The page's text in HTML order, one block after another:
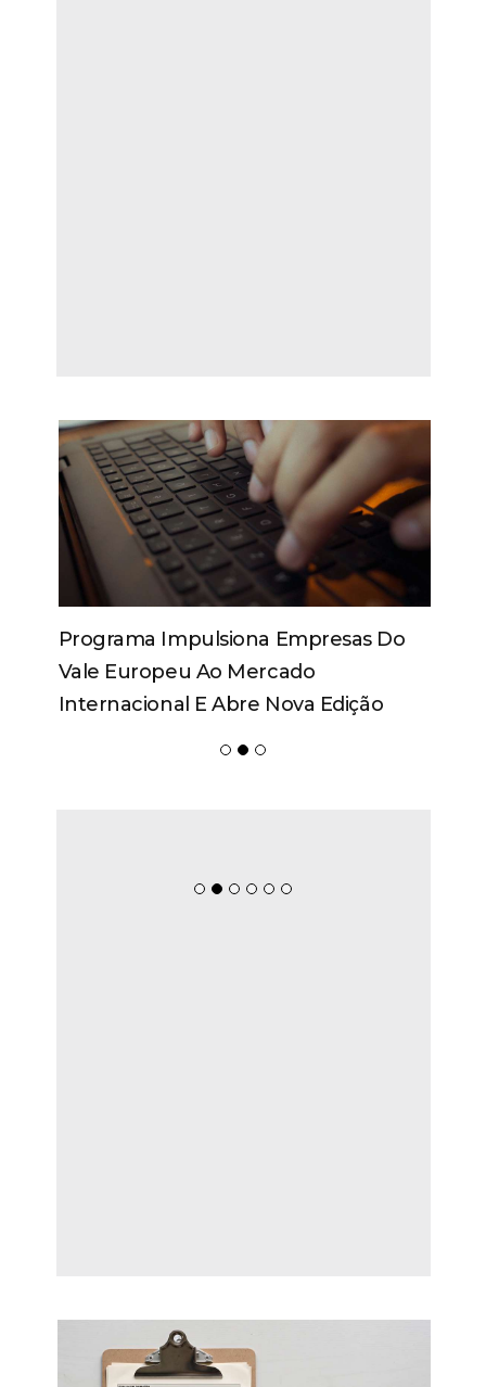
Programa Impulsiona Empresas Do
Vale Europeu Ao Mercado
Internacional E Abre Nova Edição